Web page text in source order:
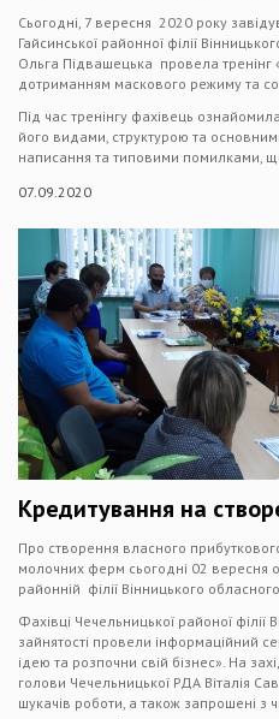
Сьогодні, 7 вересня 2020 року
Гайсинської районної філії
Ольга Підвашецька провела тренінг
дотриманням маскового режиму та
Під час тренінгу фахівець
його видами, структурою та
написання та типовими помилками,
07.09.2020
Кредитування на
Про створення власного
молочних ферм сьогодні 02 вересня
районній філії Вінницького
Фахівці Чечельницької районої
зайнятості провели інформаційний
ідею та розпочни свій бізнес». На
голови Чечельницької РДА Віталія
шукачів роботи, а також запрошені з